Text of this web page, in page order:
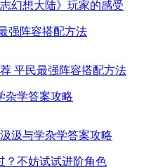
强阵容搭配方法
杂学答案攻略
？不妨试试进阶角色